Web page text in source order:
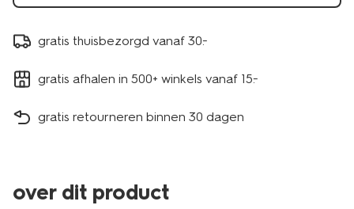
gratis thuisbezorgd vanaf 30.-
gratis afhalen in 500+ winkels vanaf 15.-
gratis retourneren binnen 30 dagen
over dit product